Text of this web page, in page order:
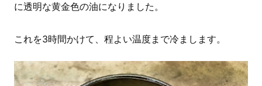
に透明な黄金色の油になりました。
これを3時間かけて、程よい温度まで冷まします。